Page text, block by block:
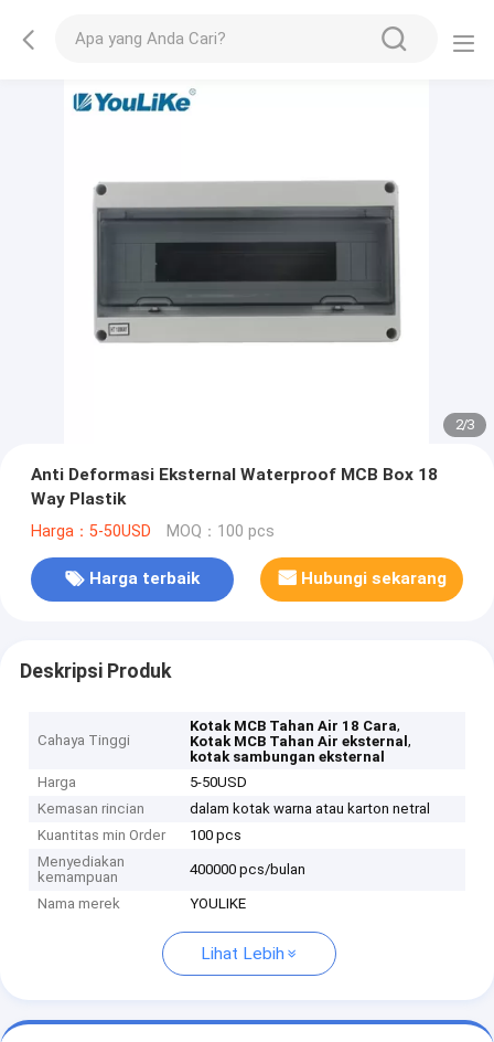
2/3
Anti Deformasi Eksternal Waterproof MCB Box 18
Way Plastik
Harga：5-50USD MOQ：100 pcs
Harga terbaik Hubungi sekarang
Deskripsi Produk
Cahaya Tinggi
Kotak MCB Tahan Air 18 Cara,
Kotak MCB Tahan Air eksternal,
kotak sambungan eksternal
Harga
5-50USD
Kemasan rincian
dalam kotak warna atau karton netral
Kuantitas min Order
100 pcs
Menyediakan
kemampuan
400000 pcs/bulan
Nama merek YOULIKE
Lihat Lebih